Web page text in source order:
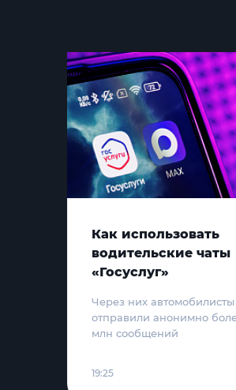
Как использовать
водительские чаты
«Госуслуг»
Через них
отправили анонимно
млн сообщений
19:25